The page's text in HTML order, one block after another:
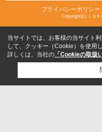
プライバシーポリシー
Copyright(c) ＬＤＫ
当サイトでは、お客様の当サイト
して、クッキー（Cookie）を使用し
詳しくは、当社の 「Cookieの取扱